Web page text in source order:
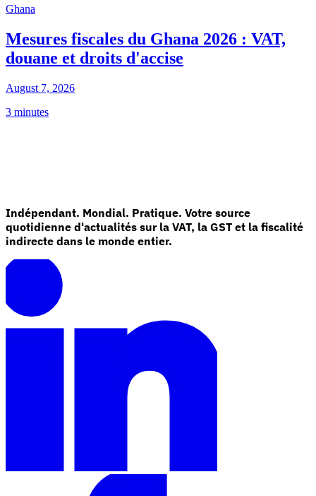
Ghana
Mesures fiscales du Ghana 2026 : VAT,
douane et droits d'accise
August 7, 2026
3 minutes
Indépendant. Mondial. Pratique. Votre source
quotidienne d'actualités sur la VAT, la GST et la fiscalité
indirecte dans le monde entier.